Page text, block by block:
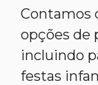
Contamos
opções de
incluindo
festas